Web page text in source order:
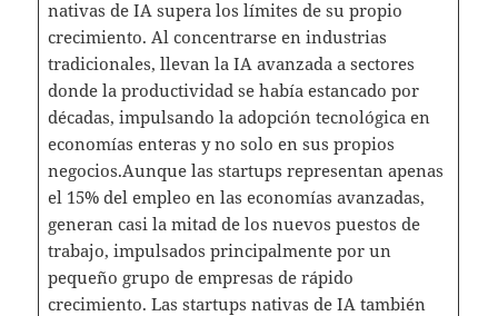
nativas de IA supera los límites de su propio
crecimiento. Al concentrarse en industrias
tradicionales, llevan la IA avanzada a sectores
donde la productividad se había estancado por
décadas, impulsando la adopción tecnológica en
economías enteras y no solo en sus propios
negocios.Aunque las startups representan apenas
el 15% del empleo en las economías avanzadas,
generan casi la mitad de los nuevos puestos de
trabajo, impulsados principalmente por un
pequeño grupo de empresas de rápido
crecimiento. Las startups nativas de IA también